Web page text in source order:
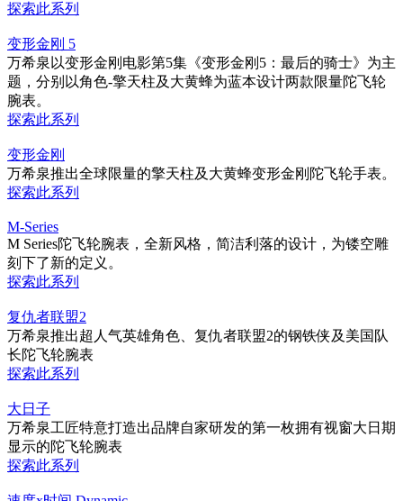
探索此系列
变形金刚 5
万希泉以变形金刚电影第5集《变形金刚5：最后的骑士》为主
题，分别以角色-擎天柱及大黄蜂为蓝本设计两款限量陀飞轮
腕表。
探索此系列
变形金刚
万希泉推出全球限量的擎天柱及大黄蜂变形金刚陀飞轮手表。
探索此系列
M-Series
M Series陀飞轮腕表，全新风格，简洁利落的设计，为镂空雕
刻下了新的定义。
探索此系列
复仇者联盟2
万希泉推出超人气英雄角色、复仇者联盟2的钢铁侠及美国队
长陀飞轮腕表
探索此系列
大日子
万希泉工匠特意打造出品牌自家研发的第一枚拥有视窗大日期
显示的陀飞轮腕表
探索此系列